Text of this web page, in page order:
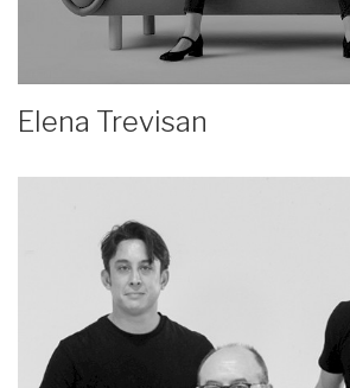
Elena Trevisan